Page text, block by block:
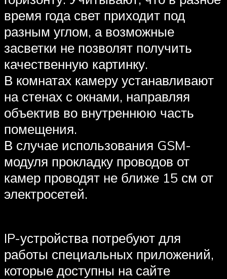
время года свет приходит под
разным углом, а возможные
засветки не позволят получить
качественную картинку.
В комнатах камеру устанавливают
на стенах с окнами, направляя
объектив во внутреннюю часть
помещения.
В случае использования GSM-
модуля прокладку проводов от
камер проводят не ближе 15 см от
электросетей.
IP-устройства потребуют для
работы специальных приложений,
которые доступны на сайте